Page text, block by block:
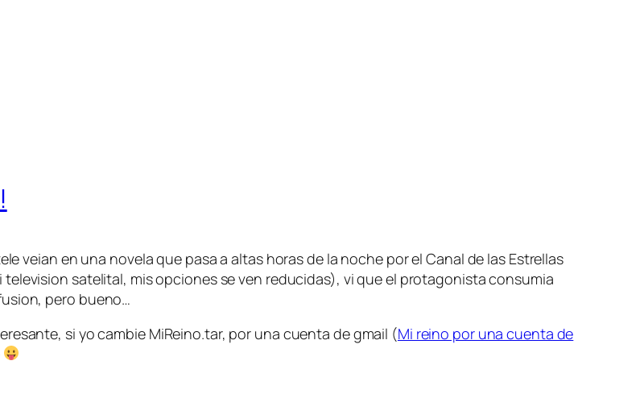
veian en una novela que pasa a altas horas de la noche por elCanal de las Estrellas
satelital, mis opciones se ven reducidas), vi que el protagonista consumia
pero bueno…
si yo cambie MiReino.tar, por una cuenta de gmail (Mi reino por una cuenta de